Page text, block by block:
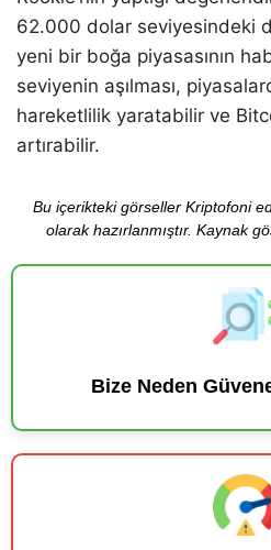
62.000 dolar seviyesindeki
yeni bir boğa piyasasının
seviyenin aşılması,
hareketlilik yaratabilir ve
artırabilir.
Bu içerikteki görseller Kriptofoni
olarak hazırlanmıştır. Kaynak
Bize Neden